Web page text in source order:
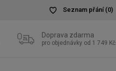
Seznam přání (0)
Doprava zdarma
pro objednávky od 1 749 Kč